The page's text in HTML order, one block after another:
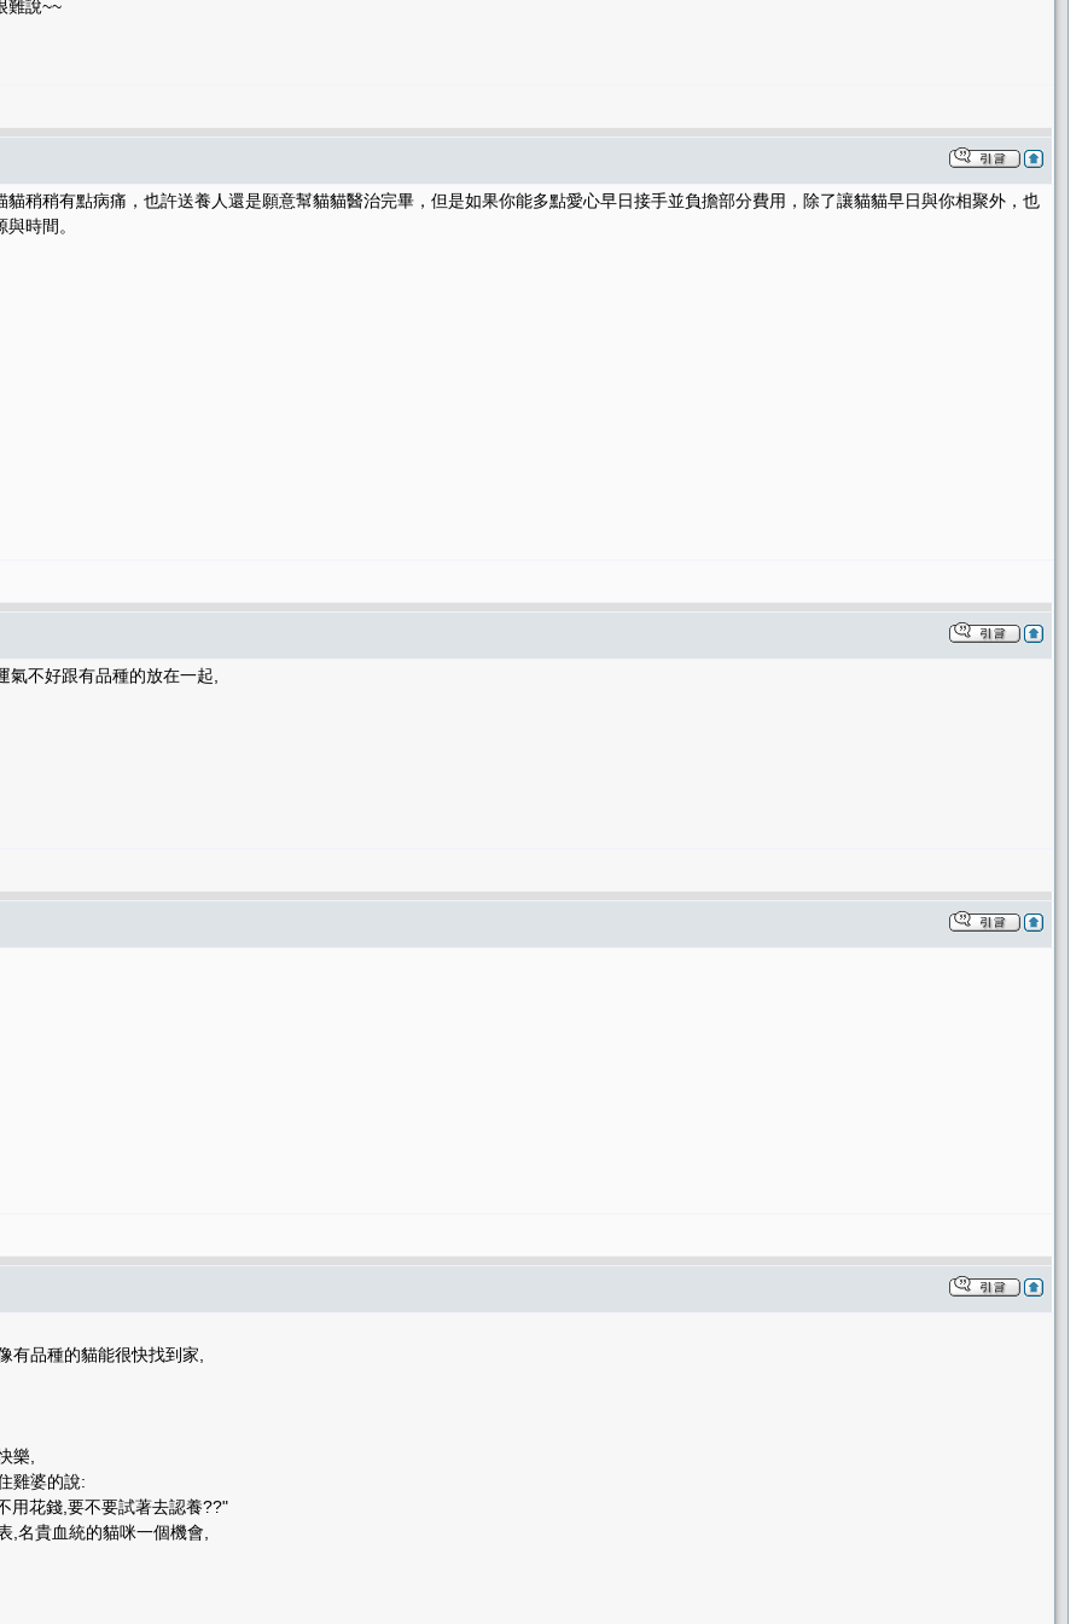
難說~~
稍稍有點病痛，也許送養人還是願意幫貓貓醫治完畢，但是如果你能多點愛心早日接手並負擔部分費用，除了讓貓貓早日與你相聚外，也
時間。
不好跟有品種的放在一起,
有品種的貓能很快找到家,
樂,
雞婆的說:
用花錢,要不要試著去認養??"
,名貴血統的貓咪一個機會,